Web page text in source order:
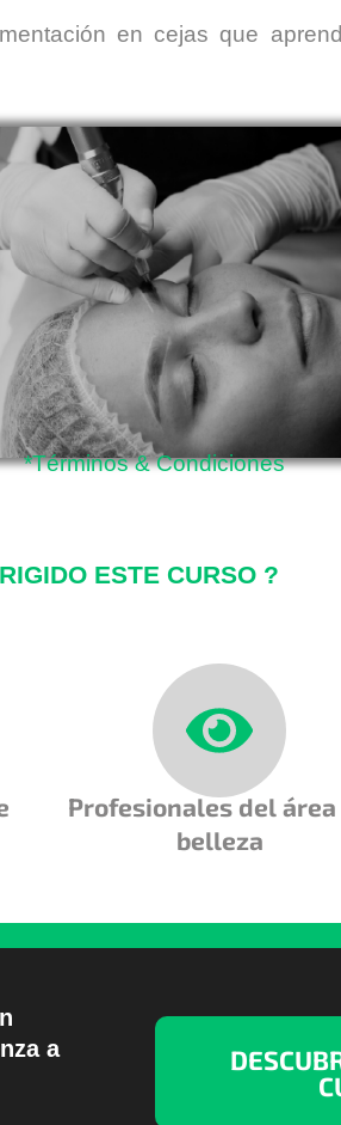
en cejas que
*Términos & Condiciones
ESTE CURSO ?
Profesionales del área
belleza
a